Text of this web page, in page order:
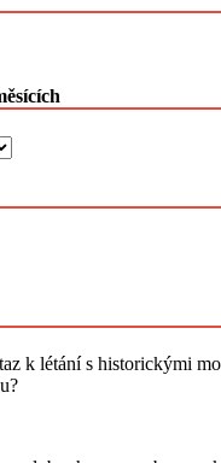
k létání s historickými